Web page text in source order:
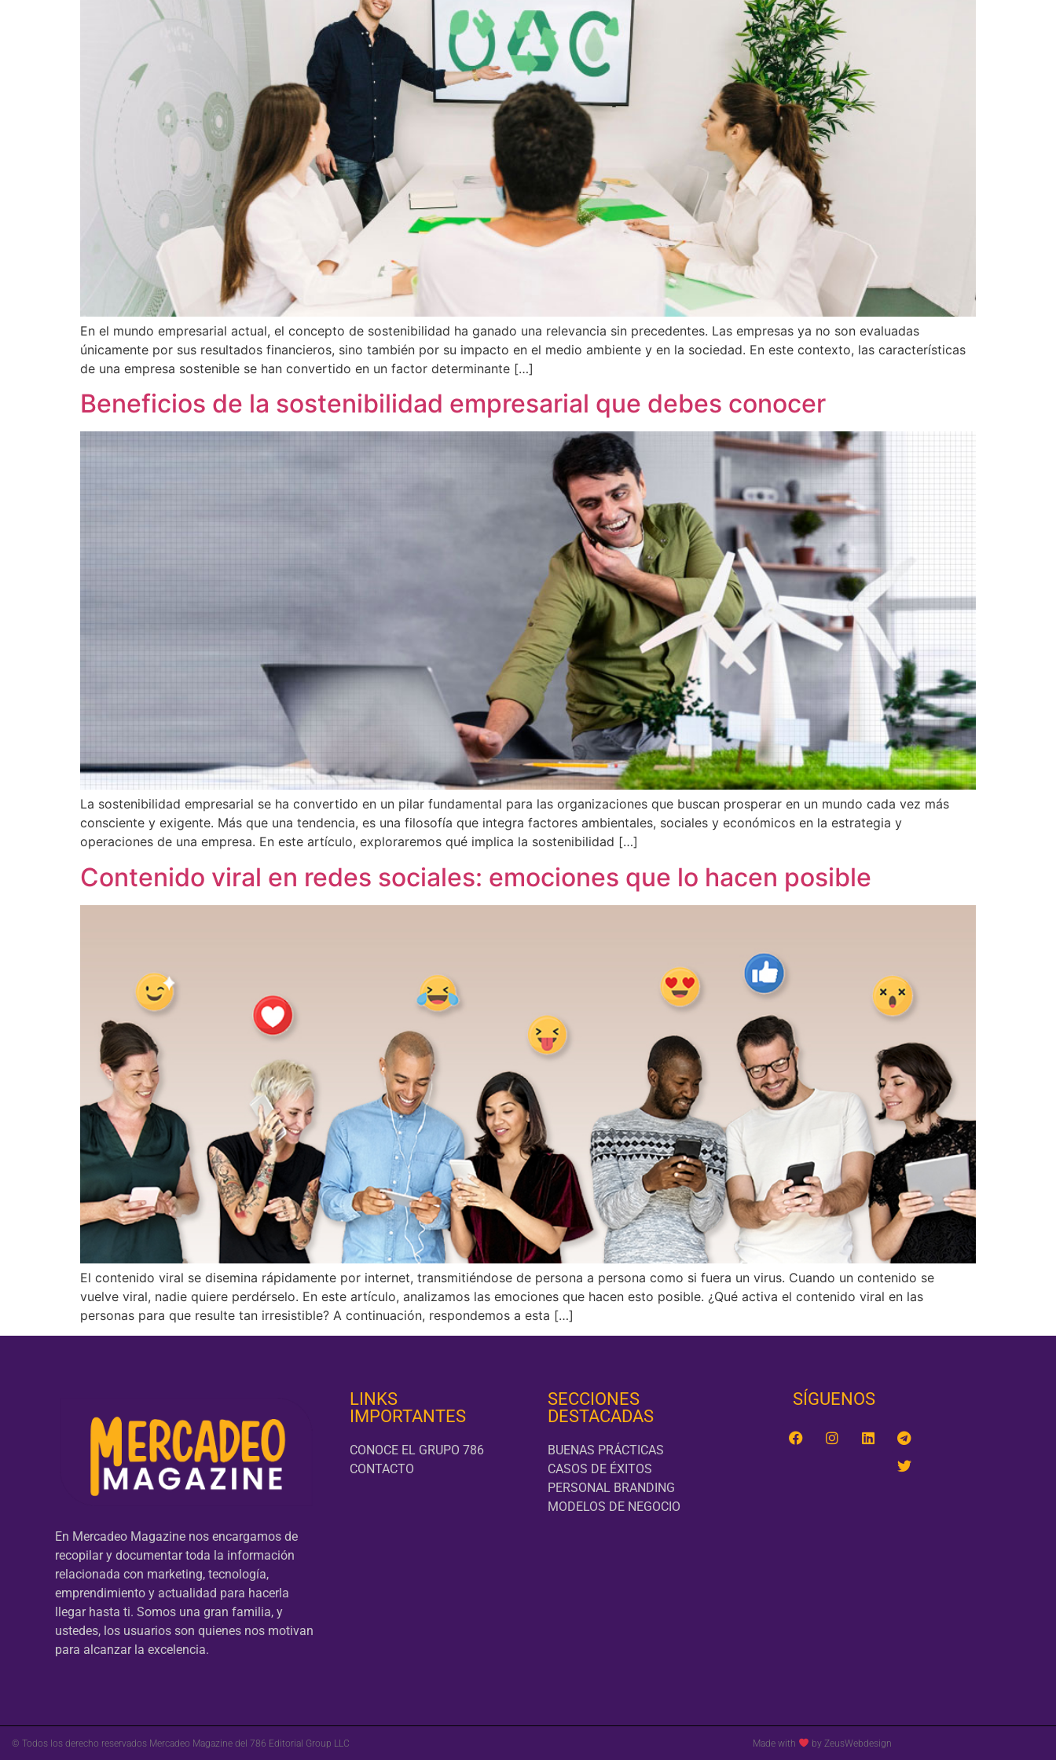
En el mundo empresarial actual, el concepto de sostenibilidad ha ganado una relevancia sin precedentes. Las empresas ya no son evaluadas
únicamente por sus resultados financieros, sino también por su impacto en el medio ambiente y en la sociedad. En este contexto, las características
de una empresa sostenible se han convertido en un factor determinante […]
Beneficios de la sostenibilidad empresarial que debes conocer
La sostenibilidad empresarial se ha convertido en un pilar fundamental para las organizaciones que buscan prosperar en un mundo cada vez más
consciente y exigente. Más que una tendencia, es una filosofía que integra factores ambientales, sociales y económicos en la estrategia y
operaciones de una empresa. En este artículo, exploraremos qué implica la sostenibilidad […]
Contenido viral en redes sociales: emociones que lo hacen posible
El contenido viral se disemina rápidamente por internet, transmitiéndose de persona a persona como si fuera un virus. Cuando un contenido se
vuelve viral, nadie quiere perdérselo. En este artículo, analizamos las emociones que hacen esto posible. ¿Qué activa el contenido viral en las
personas para que resulte tan irresistible? A continuación, respondemos a esta […]
En Mercadeo Magazine nos encargamos de
recopilar y documentar toda la información
relacionada con marketing, tecnología,
emprendimiento y actualidad para hacerla
llegar hasta ti. Somos una gran familia, y
ustedes, los usuarios son quienes nos motivan
para alcanzar la excelencia.
LINKS
IMPORTANTES
CONOCE EL GRUPO 786
CONTACTO
SECCIONES
DESTACADAS
BUENAS PRÁCTICAS
CASOS DE ÉXITOS
PERSONAL BRANDING
MODELOS DE NEGOCIO
SÍGUENOS‎
© Todos los derecho reservados Mercadeo Magazine del 786 Editorial Group LLC Made with by ZeusWebdesign